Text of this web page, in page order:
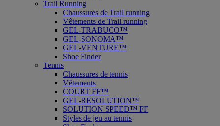
Trail Running
Chaussures de Trail running
Vêtements de Trail running
GEL-TRABUCO™
GEL-SONOMA™
GEL-VENTURE™
Shoe Finder
Tennis
Chaussures de tennis
Vêtements
COURT FF™
GEL-RESOLUTION™
SOLUTION SPEED™ FF
Styles de jeu au tennis